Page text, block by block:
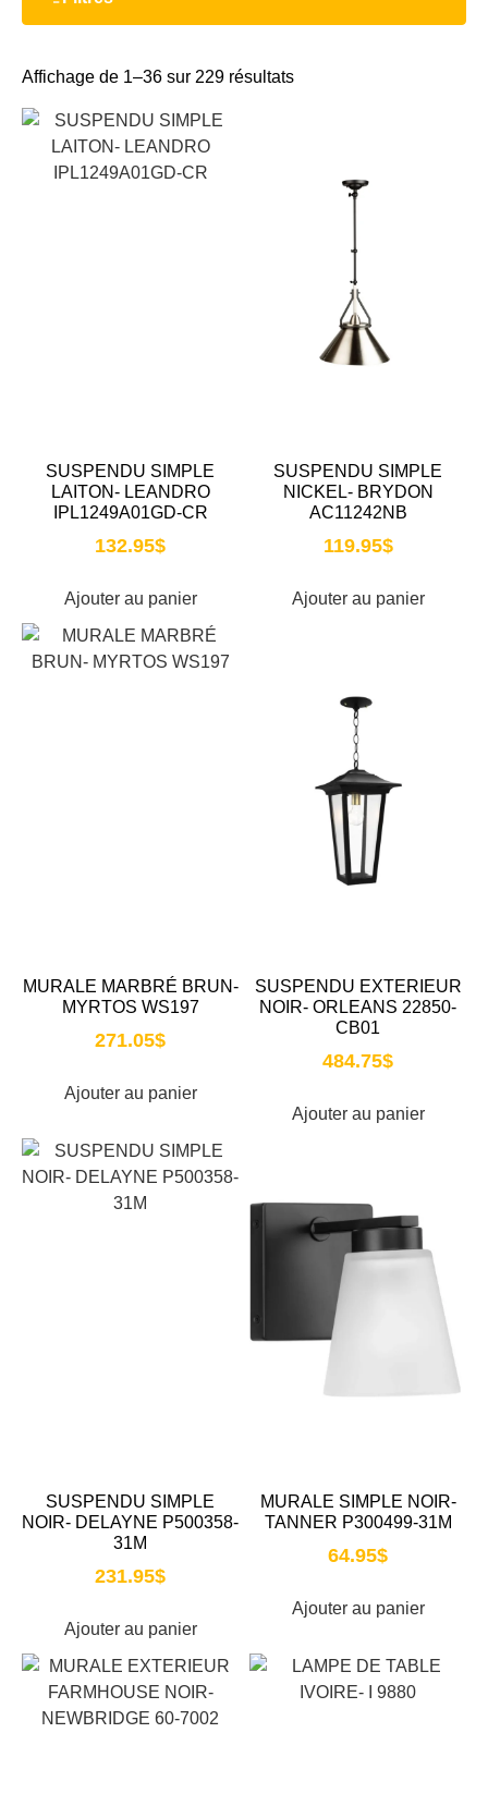
Affichage de 1–36 sur 229 résultats
SUSPENDU SIMPLE
LAITON- LEANDRO
IPL1249A01GD-CR
132.95$
Ajouter au panier
SUSPENDU SIMPLE
NICKEL- BRYDON
AC11242NB
119.95$
Ajouter au panier
MURALE MARBRÉ BRUN-
MYRTOS WS197
271.05$
Ajouter au panier
SUSPENDU EXTERIEUR
NOIR- ORLEANS 22850-
CB01
484.75$
Ajouter au panier
SUSPENDU SIMPLE
NOIR- DELAYNE P500358-
31M
231.95$
Ajouter au panier
MURALE SIMPLE NOIR-
TANNER P300499-31M
64.95$
Ajouter au panier